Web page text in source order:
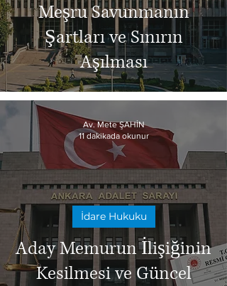
Meşru Savunmanın
Şartları ve Sınırın
Aşılması
Aday Memurun İlişiğinin
Kesilmesi ve Güncel
İdare Hukuku
Av. Mete ŞAHİN
11 dakikada okunur